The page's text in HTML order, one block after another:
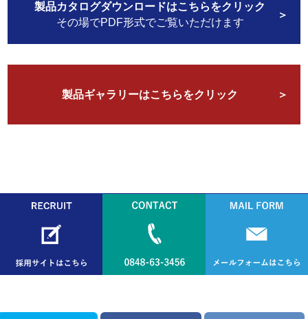
製品カタログダウンロードはこちらをクリック
その場でPDF形式でご覧いただけます
製品ギャラリーはこちらをクリック